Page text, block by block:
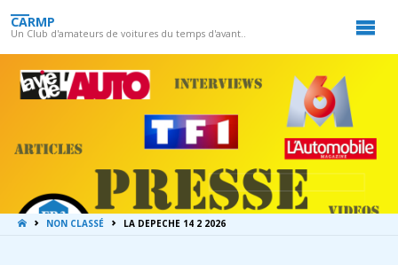
CARMP
Un Club d'amateurs de voitures du temps d'avant..
LA
MAISON
NON CLASSÉ LA DEPECHE 14 2 2026